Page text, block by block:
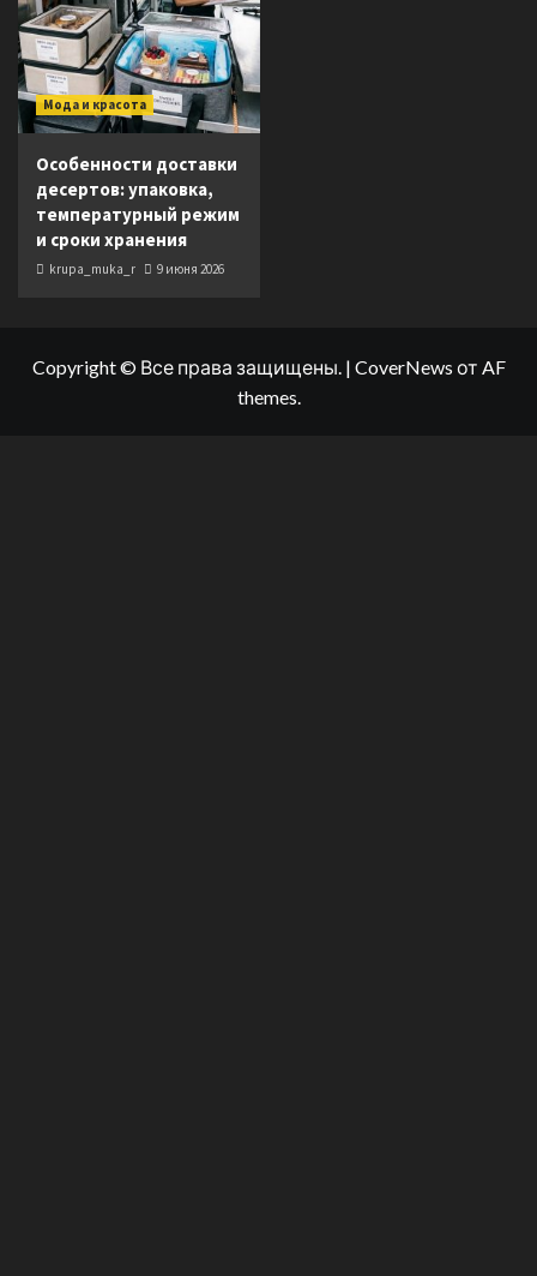
Мода и красота
Особенности доставки
десертов: упаковка,
температурный режим
и сроки хранения
krupa_muka_r 9 июня 2026
Copyright © Все права защищены. | CoverNews от AF
themes.